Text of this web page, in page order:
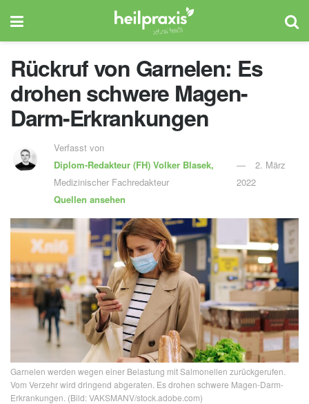
Rückruf von Garnelen: Es
drohen schwere Magen-
Darm-Erkrankungen
Verfasst von
Diplom-Redakteur (FH)Volker Blasek,
Medizinischer Fachredakteur
Quellen ansehen
2. März
2022
Garnelen werden wegen einer Belastung mit Salmonellen zurückgerufen.
Vom Verzehr wird dringend abgeraten. Es drohen schwere Magen-Darm-
Erkrankungen. (Bild: VAKSMANV/stock.adobe.com)